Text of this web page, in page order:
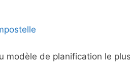
modèle de planification le